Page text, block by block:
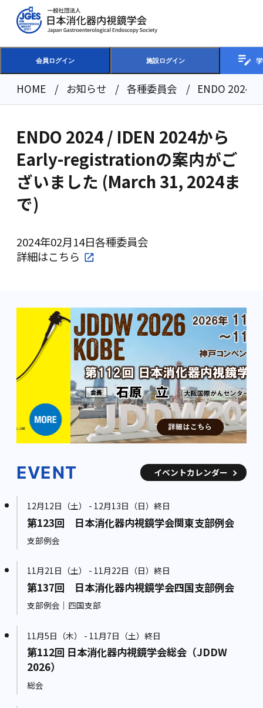
会員ログイン 施設ログイン
HOME お知らせ 各種委員会 ENDO 2024
2024年02月14日各種委員会
ENDO 2024 / IDEN 2024から
Early-registrationの案内がご
ざいました (March 31, 2024ま
で)
詳細はこちら
EVENT イベントカレンダー
12月12日（土） - 12月13日（日）終日
第123回 日本消化器内視鏡学会関東支部例会
支部例会
11月21日（土） - 11月22日（日）終日
第137回 日本消化器内視鏡学会四国支部例会
支部例会｜四国支部
11月5日（木） - 11月7日（土）終日
第112回 日本消化器内視鏡学会総会（JDDW
2026）
総会